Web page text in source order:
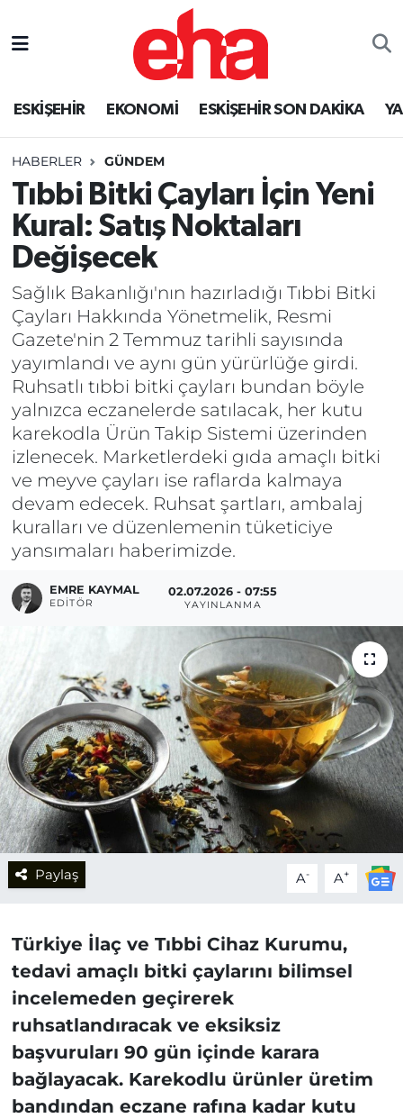
ESKİŞEHİR EKONOMİ ESKİŞEHİR SON DAKİKA
HABERLER GÜNDEM
Tıbbi Bitki Çayları İçin Yeni
Kural: Satış Noktaları
Değişecek
Sağlık Bakanlığı'nın hazırladığı Tıbbi Bitki
Çayları Hakkında Yönetmelik, Resmi
Gazete'nin 2 Temmuz tarihli sayısında
yayımlandı ve aynı gün yürürlüğe girdi.
Ruhsatlı tıbbi bitki çayları bundan böyle
yalnızca eczanelerde satılacak, her kutu
karekodla Ürün Takip Sistemi üzerinden
izlenecek. Marketlerdeki gıda amaçlı bitki
ve meyve çayları ise raflarda kalmaya
devam edecek. Ruhsat şartları, ambalaj
kuralları ve düzenlemenin tüketiciye
yansımaları haberimizde.
EMRE KAYMAL
EDITÖR
02.07.2026 - 07:55
YAYINLANMA
Paylaş A- A+
Türkiye İlaç ve Tıbbi Cihaz Kurumu,
tedavi amaçlı bitki çaylarını bilimsel
incelemeden geçirerek
ruhsatlandıracak ve eksiksiz
başvuruları 90 gün içinde karara
bağlayacak. Karekodlu ürünler üretim
bandından eczane rafına kadar kutu